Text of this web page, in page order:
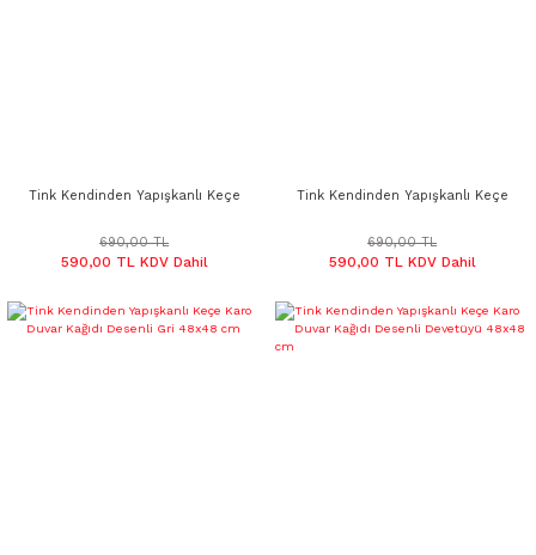
Tink Kendinden Yapışkanlı Keçe
cm
690,00 TL
590,00 TL KDV Dahil
Tink Kendinden Yapışkanlı Keçe
48x48 cm
690,00 TL
590,00 TL KDV Dahil